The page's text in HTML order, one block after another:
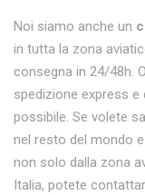
Noi siamo anche un
in tutta la zona
consegna in 24/48h.
spedizione express
possibile. Se volete
nel resto del mondo
non solo dalla zona
Italia, potete